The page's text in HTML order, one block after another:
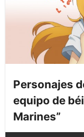
Personajes
equipo de
Marines”